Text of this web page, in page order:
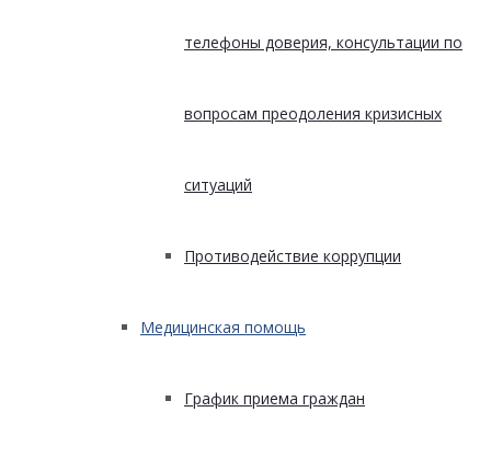
телефоны доверия, консультации по
вопросам преодоления кризисных
ситуаций
Противодействие коррупции
Медицинская помощь
График приема граждан